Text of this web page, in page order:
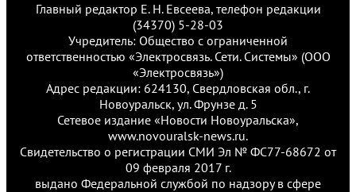
Главный редактор Е. Н. Евсеева, телефон редакции
(34370) 5-28-03
Учредитель: Общество с ограниченной
ответственностью «Электросвязь. Сети. Системы» (ООО
«Электросвязь»)
Адрес редакции: 624130, Свердловская обл., г.
Новоуральск, ул. Фрунзе д. 5
Сетевое издание «Новости Новоуральска»,
www.novouralsk-news.ru.
Свидетельство о регистрации СМИ Эл № ФС77-68672 от
09 февраля 2017 г.
выдано Федеральной службой по надзору в сфере